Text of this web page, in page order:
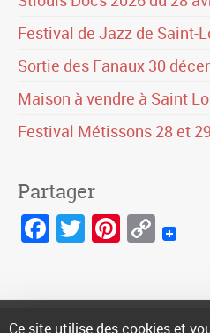
Festival de Jazz de Saint-
Sortie des Fanaux 30
Maison à vendre à Saint
Festival Métissons 28 et
Partager
Facebook
TwitterCopy
Ce site utilise des cookies et